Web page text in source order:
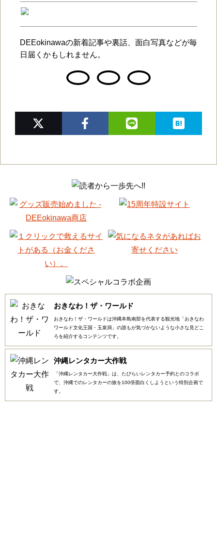
DEEokinawaの新着記事や裏話、面白写真などが毎
日届くかもしれません。
おきなわ！ザ・ワールド
おきなわ！ザ・ワールドは沖縄本島南部を代表する観光地「おきなわ
ワールド文化王国・玉泉洞」の誰もが気づかないような小さな見どこ
ろを紹介するコンテンツです。
沖縄レンタカー大作戦
「沖縄レンタカー大作戦」は、たびらいレンタカー予約とのコラボ
で、沖縄でのレンタカーの旅を100倍面白くしようという特別企画で
す。